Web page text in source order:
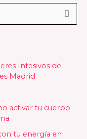
Intesivos de
Madrid
activar tu cuerpo
tu energía en